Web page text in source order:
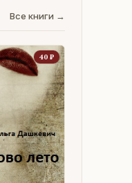
Все книги →
40₽